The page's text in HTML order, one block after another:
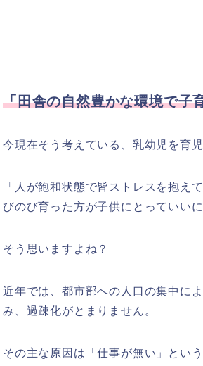
「田舎の自然豊かな環境で子
今現在そう考えている、乳幼児を育
「人が飽和状態で皆ストレスを抱え
びのび育った方が子供にとっていいに
そう思いますよね？
近年では、都市部への人口の集中に
み、過疎化がとまりません。
その主な原因は「仕事が無い」とい